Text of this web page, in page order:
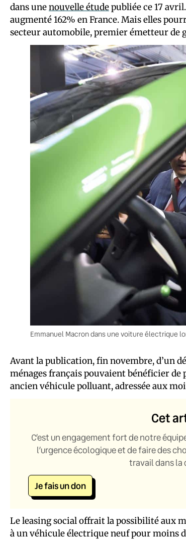
dans unenouvelle étudepubliée ce 17
augmenté 162% en France. Mais elles
secteur automobile, premier émetteur de
Emmanuel Macron dans une voiture électrique
Avant la publication, fin novembre, d’un
ménages français pouvaient bénéficier
ancien véhicule polluant, adressée aux
Cet
C’est un engagement fort de notre
l’urgence écologique et de faire des
travail dans la
Je fais un don
Le leasing social offrait la possibilité aux
à un véhicule électrique neuf pour moins